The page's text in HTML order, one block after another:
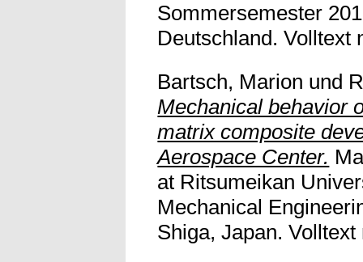
Sommersemester
Deutschland. Volltext
Bartsch, Marion und
Mechanical behavior
matrix composite
Aerospace Center.
at Ritsumeikan
Mechanical
Shiga, Japan.